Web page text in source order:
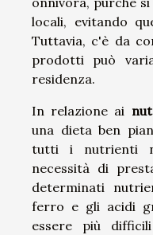
locali, evitando
Tuttavia, c'è da
prodotti può
residenza.
In relazione ai
una dieta ben
tutti i nutrienti
necessità di
determinati
ferro e gli acidi
essere più